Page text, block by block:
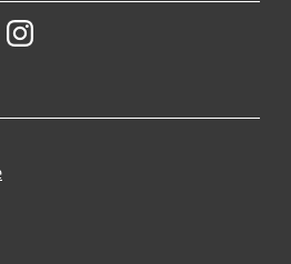
Instagram